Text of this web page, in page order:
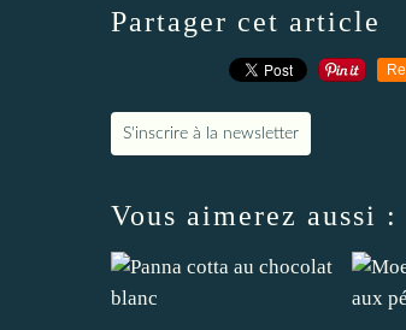
Partager cet article
S'inscrire à la newsletter
Vous aimerez aussi :